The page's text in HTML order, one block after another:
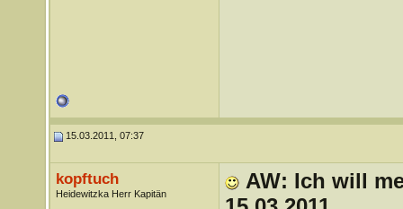
15.03.2011, 07:37
kopftuch
Heidewitzka Herr Kapitän
AW: Ich will